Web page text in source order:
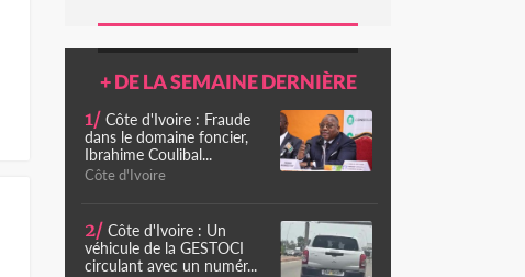
+ DE LA SEMAINE DERNIÈRE
1/ Côte d'Ivoire : Fraude
dans le domaine foncier,
Ibrahime Coulibal...
Côte d'Ivoire
2/ Côte d'Ivoire : Un
véhicule de la GESTOCI
circulant avec un numér...